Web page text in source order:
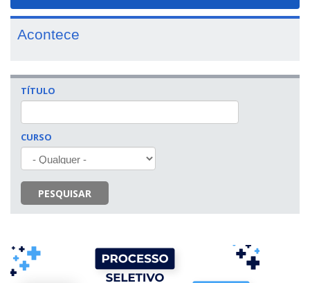
Acontece
TÍTULO
CURSO
PESQUISAR